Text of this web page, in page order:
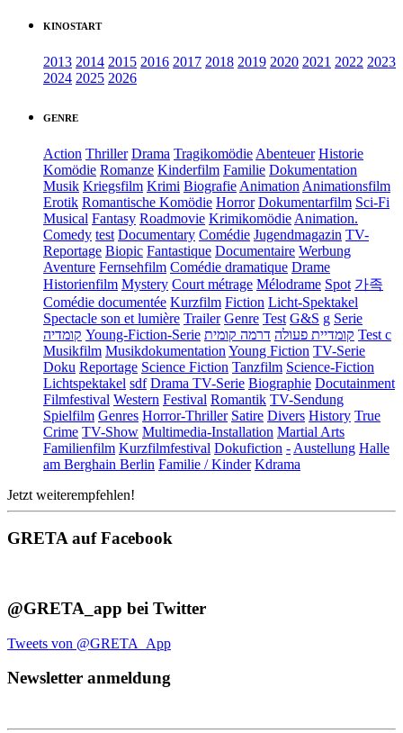
KINOSTART
2013 2014 2015 2016 2017 2018 2019 2020 2021 2022 2023
2024 2025 2026
GENRE
Action Thriller Drama Tragikomödie Abenteuer Historie
Komödie Romanze Kinderfilm Familie Dokumentation
Musik Kriegsfilm Krimi Biografie Animation Animationsfilm
Erotik Romantische Komödie Horror Dokumentarfilm Sci-Fi
Musical Fantasy Roadmovie Krimikomödie Animation.
Comedy test Documentary Comédie Jugendmagazin TV-
Reportage Biopic Fantastique Documentaire Werbung
Aventure Fernsehfilm Comédie dramatique Drame
Historienfilm Mystery Court métrage Mélodrame Spot 가족
Comédie documentée Kurzfilm Fiction Licht-Spektakel
Spectacle son et lumière Trailer Genre Test G&S g Serie
קומדיה Young-Fiction-Serie קומדיית פעולה דרמה קומית
Test c
Musikfilm Musikdokumentation Young Fiction TV-Serie
Doku Reportage Science Fiction Tanzfilm Science-Fiction
Lichtspektakel sdf Drama TV-Serie Biographie Docutainment
Filmfestival Western Festival Romantik TV-Sendung
Spielfilm Genres Horror-Thriller Satire Divers History True
Crime TV-Show Multimedia-Installation Martial Arts
Familienfilm Kurzfilmfestival Dokufiction - Austellung Halle
am Berghain Berlin Familie / Kinder Kdrama
Jetzt weiterempfehlen!
GRETA auf Facebook
@GRETA_app bei Twitter
Tweets von @GRETA_App
Newsletter anmeldung